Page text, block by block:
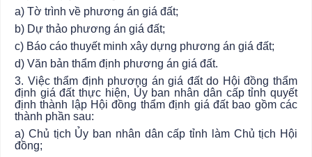
a) Tờ trình về phương án giá đất;
b) Dự thảo phương án giá đất;
c) Báo cáo thuyết minh xây dựng phương án giá đất;
d) Văn bản thẩm định phương án giá đất.
3. Việc thẩm định phương án giá đất do Hội đồng thẩm
định giá đất thực hiện, Ủy ban nhân dân cấp tỉnh quyết
định thành lập Hội đồng thẩm định giá đất bao gồm các
thành phần sau:
a) Chủ tịch Ủy ban nhân dân cấp tỉnh làm Chủ tịch Hội
đồng;